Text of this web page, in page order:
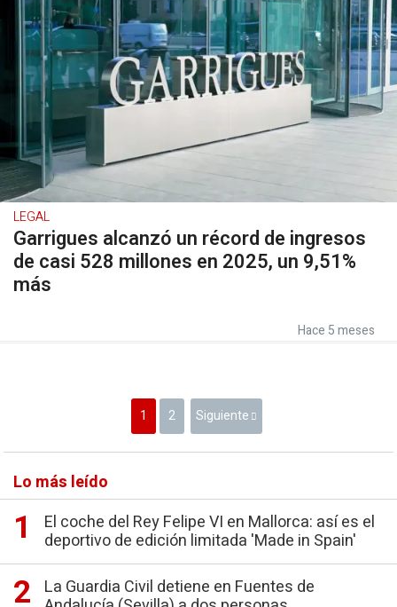
LEGAL
Garrigues alcanzó un récord de ingresos
de casi 528 millones en 2025, un 9,51%
más
Hace 5 meses
1 2 Siguiente
Lo más leído
El coche del Rey Felipe VI en Mallorca: así es el
deportivo de edición limitada 'Made in Spain'
La Guardia Civil detiene en Fuentes de